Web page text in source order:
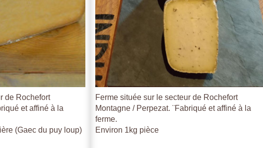
de Rochefort
et affiné à la
(Gaec du puy loup)
Ferme située sur le secteur de Rochefort
Montagne / Perpezat. ¨Fabriqué et affiné à la
ferme.
Environ 1kg pièce